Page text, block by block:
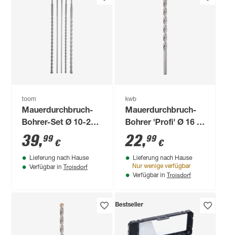
toom
Mauerdurchbruch-
Bohrer-Set Ø 10-25
x 600 mm 5-teilig
39,99 €
Lieferung nach Hause
Verfügbar in Troisdorf
kwb
Mauerdurchbruch-
Bohrer 'Profi' Ø 16 x
400 mm
22,99 €
Lieferung nach Hause
Nur wenige verfügbar
Verfügbar in Troisdorf
Bestseller